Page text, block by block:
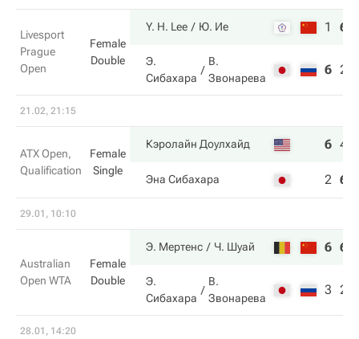
Livesport
Prague
Open
Female
Double
Y. H. Lee Ю. Ие 1 6
Э.
Сибахара
В.
Звонарева
6 2
21.02, 21:15
ATX Open,
Qualification
Female
Single
Кэролайн Доулхайд 6 4
Эна Сибахара 2 6
29.01, 10:10
Australian
Open WTA
Female
Double
Э. Мертенс Ч. Шуай 6 6
Э.
Сибахара
В.
Звонарева
3 2
28.01, 14:20